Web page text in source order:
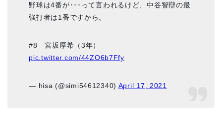
野球は4番が･･･って言われるけど、中谷智辯の最
強打者は1番ですから。
#8 宮坂厚希（3年）
pic.twitter.com/44ZO6b7Ffy
— hisa (@simi54612340) April 17, 2021